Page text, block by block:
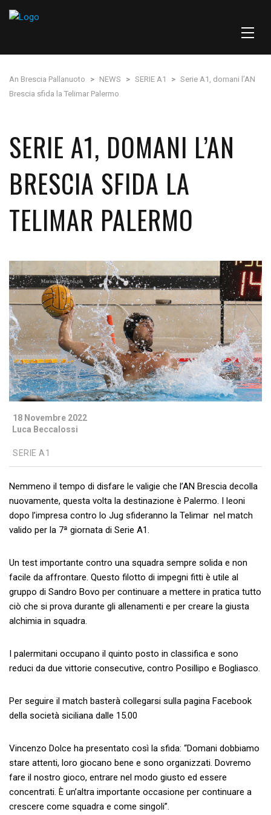
An Brescia Pallanuoto > NEWS > SERIE A1 > Serie A1, domani l’AN
Brescia sfida la Telimar Palermo
SERIE A1, DOMANI L’AN
BRESCIA SFIDA LA
TELIMAR PALERMO
18 Novembre 2022
Luca Beccalossi
SERIE A1
Nemmeno il tempo di disfare le valigie che l’AN Brescia decolla
nuovamente, questa volta la destinazione è Palermo. I leoni
dopo l’impresa contro lo Jug sfideranno la Telimar nel match
valido per la 7ª giornata di Serie A1.
Un test importante contro una squadra sempre solida e non
facile da affrontare. Questo filotto di impegni fitti è utile al
gruppo di Sandro Bovo per continuare a mettere in pratica tutto
ciò che si prova durante gli allenamenti e per creare la giusta
alchimia in squadra.
I palermitani occupano il quinto posto in classifica e sono
reduci da due vittorie consecutive, contro Posillipo e Bogliasco.
Per seguire il match basterà collegarsi sulla pagina Facebook
della società siciliana dalle 15.00
Vincenzo Dolce ha presentato così la sfida: “Domani dobbiamo
stare attenti, loro giocano bene e sono organizzati. Dovremo
fare il nostro gioco, entrare nel modo giusto ed essere
concentrati. È un’altra importante occasione per continuare a
crescere come squadra e come singoli”.